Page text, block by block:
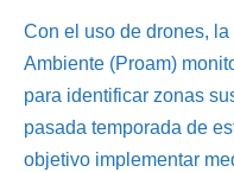
Con el uso de drones,
Ambiente (Proam)
para identificar zonas
pasada temporada de
objetivo implementar